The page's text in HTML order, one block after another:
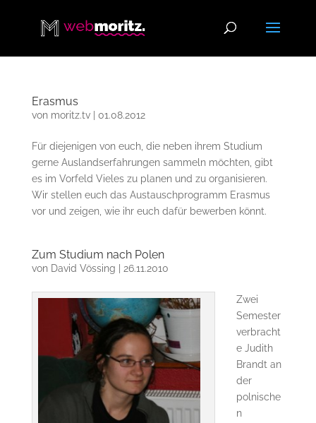
Erasmus
von moritz.tv| 01.08.2012
Für diejenigen von euch, die neben ihrem Studium
gerne Auslandserfahrungen sammeln möchten, gibt
es im Vorfeld Vieles zu planen und zu organisieren.
Wir stellen euch das Austauschprogramm Erasmus
vor und zeigen, wie ihr euch dafür bewerben könnt.
Zum Studium nach Polen
von David Vössing 26.11.2010
Zwei
Semester
verbracht
e Judith
Brandt an
der
polnische
n